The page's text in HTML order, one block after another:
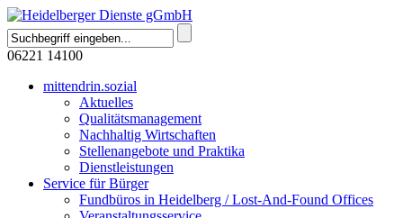
06221 14100
mittendrin.sozial
Aktuelles
Qualitätsmanagement
Nachhaltig Wirtschaften
Stellenangebote und Praktika
Dienstleistungen
Service für Bürger
Fundbüros in Heidelberg / Lost-And-Found Offices